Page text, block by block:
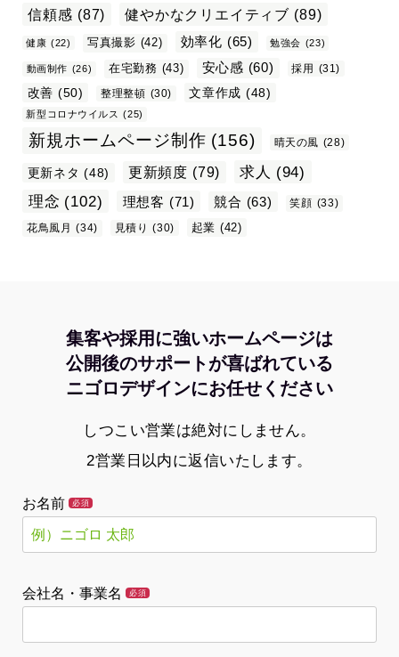
信頼感 (87) 健やかなクリエイティブ (89)
健康 (22) 写真撮影 (42) 効率化 (65) 勉強会 (23)
動画制作 (26) 在宅勤務 (43) 安心感 (60) 採用 (31)
改善 (50) 整理整頓 (30) 文章作成 (48)
新型コロナウイルス (25)
新規ホームページ制作 (156) 晴天の風 (28)
更新ネタ (48) 更新頻度 (79) 求人 (94)
理念 (102) 理想客 (71) 競合 (63) 笑顔 (33)
花鳥風月 (34) 見積り (30) 起業 (42)
集客や採用に強いホームページは
公開後のサポートが喜ばれている
ニゴロデザインにお任せください
しつこい営業は絶対にしません。
2営業日以内に返信いたします。
お名前 必須
会社名・事業名 必須